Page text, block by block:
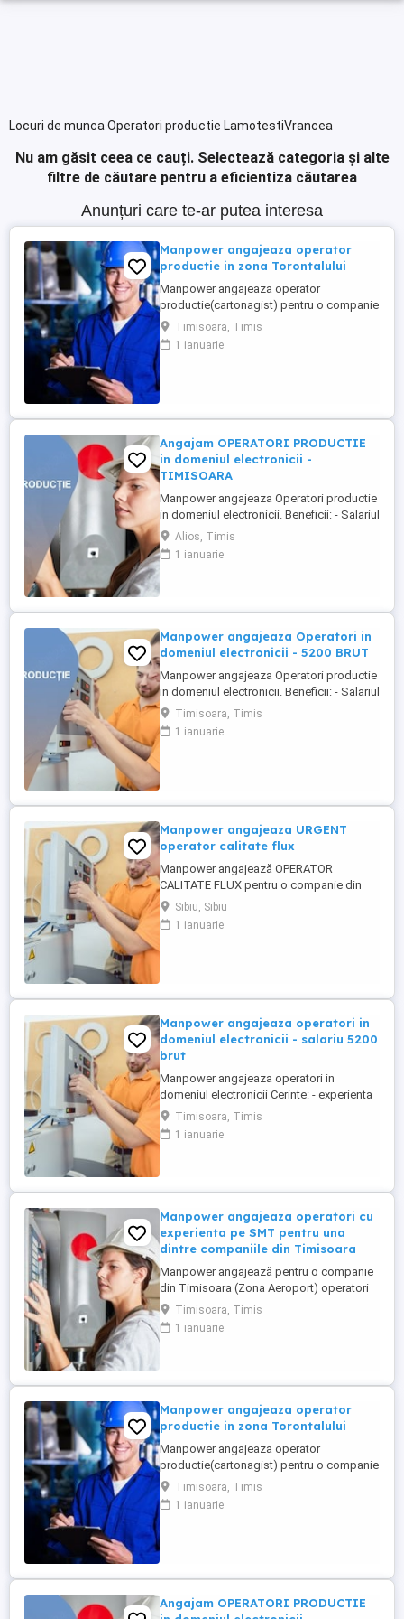
Locuri de munca Operatori productie LamotestiVrancea
Nu am găsit ceea ce cauți. Selectează categoria și alte
filtre de căutare pentru a eficientiza căutarea
Anunțuri care te-ar putea interesa
Manpower angajeaza operator
productie in zona Torontalului
Manpower angajeaza operator
productie(cartonagist) pentru o companie
din industria ambalajelor din carton, cu
locația în Timisoara(Calea Torontalului).
Cerinte: - disponibilitatea de lucru în 3
Timisoara, Timis
1 ianuarie
Angajam OPERATORI PRODUCTIE
in domeniul electronicii -
TIMISOARA
Manpower angajeaza Operatori productie
in domeniul electronicii. Beneficii: - Salariul
- 5200 lei brut; - Tichete de masa de 35 de
lei zi lucratoare; - Mediu de lucru modern
si stabil; - Oportunitati de dezvoltare
Bogda, ...
Alios, Timis
1 ianuarie
Manpower angajeaza Operatori in
domeniul electronicii - 5200 BRUT
Manpower angajeaza Operatori productie
in domeniul electronicii. Beneficii: - Salariul
- 5200 (in functie de experienta in
domeniul electronicii); - Tichete de masa
de 35 de lei zi lucratoare; - Mediu de lucru
Timisoara, Timis
1 ianuarie
Manpower angajeaza URGENT
operator calitate flux
Manpower angajează OPERATOR
CALITATE FLUX pentru o companie din
industria electronicii. BENEFICII: - Salariu
atractiv; - Tichete de masă in valoare de
35 RON zi; - Prima de productivitate,
Sibiu, Sibiu
1 ianuarie
Manpower angajeaza operatori in
domeniul electronicii - salariu 5200
brut
Manpower angajeaza operatori in
domeniul electronicii Cerinte: - experienta
in productie - minim 8 clase finalizate -
disponibilitatea de a lucra in 3 schimburi
Beneficii: - salariu 5200 brut - tichete de
sa ne ...
Timisoara, Timis
1 ianuarie
Manpower angajeaza operatori cu
experienta pe SMT pentru una
dintre companiile din Timisoara
Manpower angajează pentru o companie
din Timisoara (Zona Aeroport) operatori
cu experienta in SMT! Pachetul de
beneficii include urmatoarele: - salariul de
incadrare: 5260 lei brut; - majorare
productie; - spor pentru ...
Timisoara, Timis
1 ianuarie
Manpower angajeaza operator
productie in zona Torontalului
Manpower angajeaza operator
productie(cartonagist) pentru o companie
din industria ambalajelor din carton, cu
locația în Timisoara(Calea Torontalului).
Cerinte: - disponibilitatea de lucru în 3
Timisoara, Timis
1 ianuarie
Angajam OPERATORI PRODUCTIE